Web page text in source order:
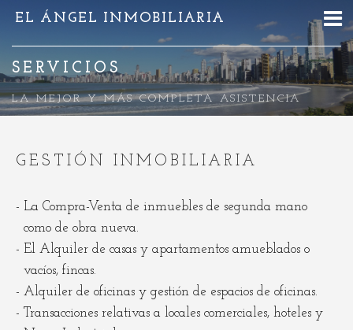
EL ÁNGEL INMOBILIARIA
SERVICIOS
LA MEJOR Y MÁS COMPLETA ASISTENCIA
GESTIÓN INMOBILIARIA
La Compra-Venta de inmuebles de segunda mano
como de obra nueva.
El Alquiler de casas y apartamentos amueblados o
vacíos, fincas.
Alquiler de oficinas y gestión de espacios de oficinas.
Transacciones relativas a locales comerciales, hoteles y